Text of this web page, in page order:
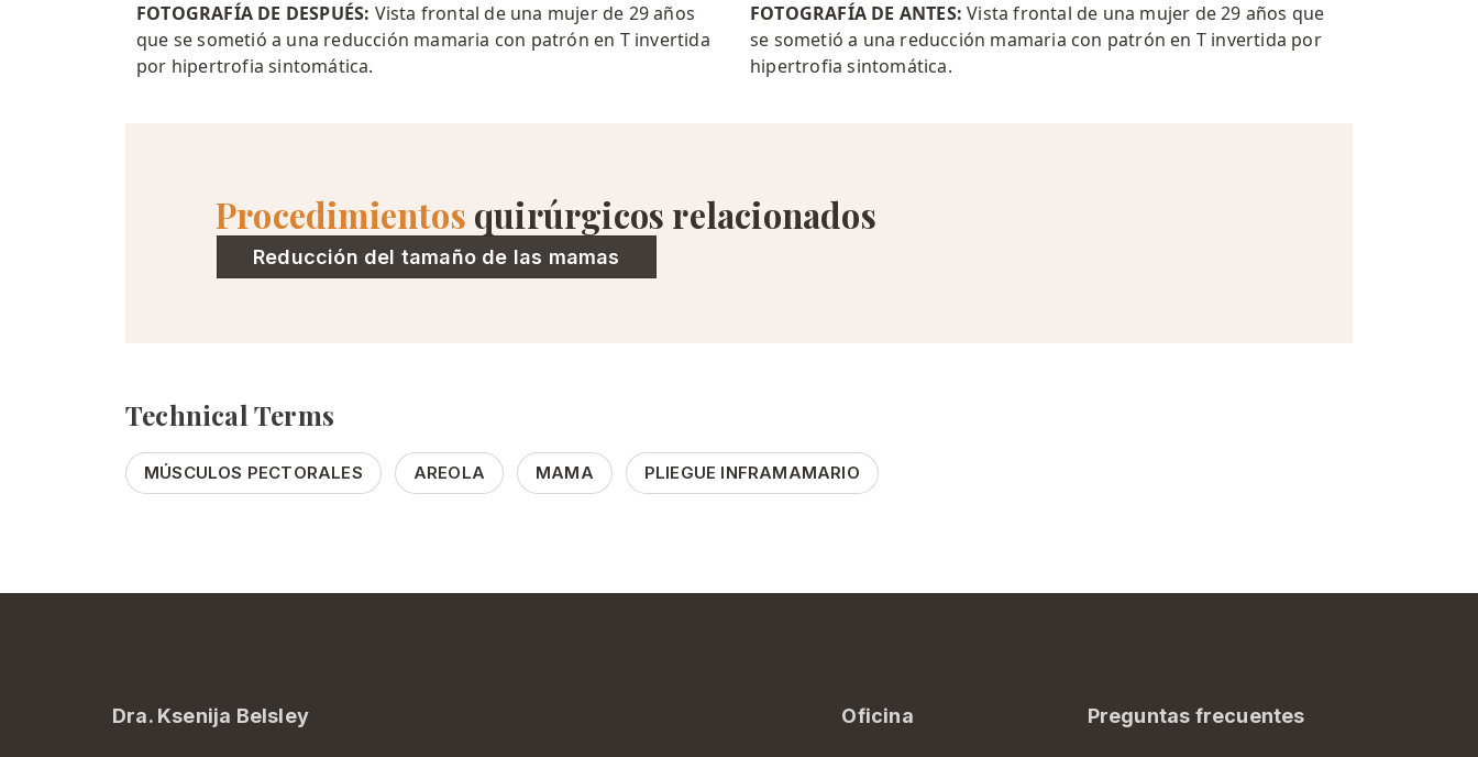
FOTOGRAFÍA DE DESPUÉS: Vista frontal de una mujer de 29 años
que se sometió a una reducción mamaria con patrón en T invertida
por hipertrofia sintomática.
FOTOGRAFÍA DE ANTES: Vista frontal de una mujer de 29 años que
se sometió a una reducción mamaria con patrón en T invertida por
hipertrofia sintomática.
Procedimientos quirúrgicos relacionados
Reducción del tamaño de las mamas
Technical Terms
MÚSCULOS PECTORALES AREOLA MAMA PLIEGUE INFRAMAMARIO
Dra. Ksenija Belsley Oficina Preguntas frecuentes